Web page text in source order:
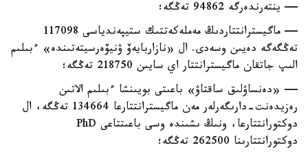
— ينتەرندەرگە 94862 تەڭگە؛
— ماگيسترانتتاردىڭ مەملەكەتتىك ستيپەندياسى 117098
تەڭگەگە دەيىن وسەدى. ال «نازاربايەۆ ۋنيۆەرسيتەتىندە» ءبىلىم
الىپ جاتقان ماگيسترانتتار اي سايىن 218750 تەڭگە؛
— «دەنساۋلىق ساقتاۋ» باعىتى بويىنشا ءبىلىم الاتىن
رەزيدەنت-دارىگەرلەر مەن ماگيسترانتتارعا 134664 تەڭگە، ال
دوكتورانتتارعا، ونىڭ ىشىندە وسى باعىتتاعى PhD
دوكتورانتتارىنا 262500 تەڭگە؛